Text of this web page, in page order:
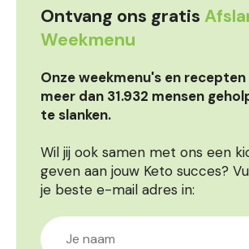
Ontvang ons gratis
Weekmenu
Onze weekmenu's en
meer dan 31.932 mensen
te slanken.
Wil jij ook samen met ons een
geven aan jouw Keto succes?
je beste e-mail adres in: